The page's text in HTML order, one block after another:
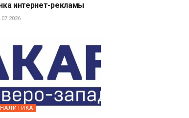
интернет-рекламы